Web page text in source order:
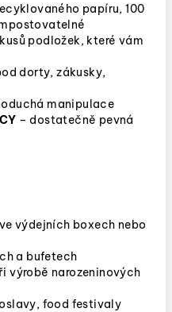
papíru, 100
podložek, které vám
dorty, zákusky,
manipulace
– dostatečně pevná
výdejních boxech nebo
a bufetech
výrobě narozeninových
food festivaly